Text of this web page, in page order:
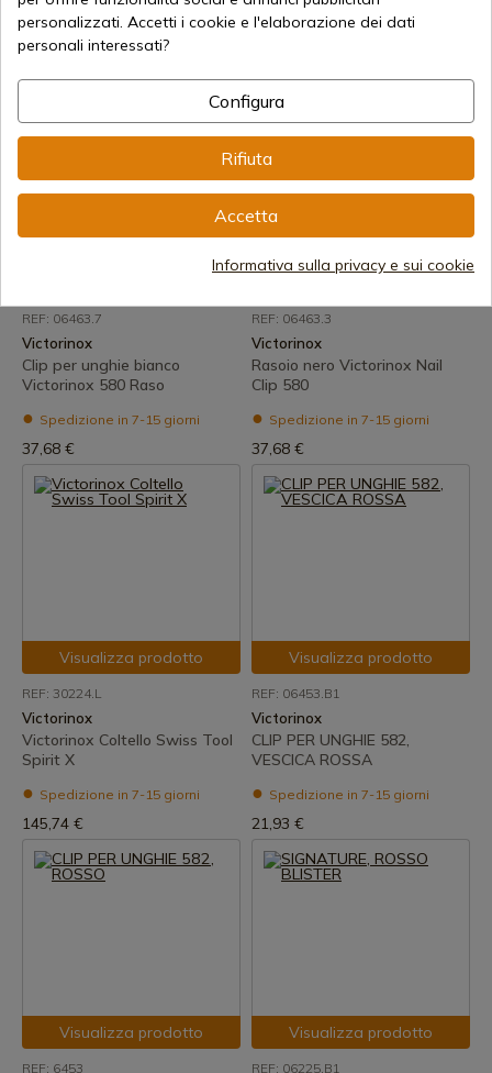
Nail Clip 580
Spedizione in 7-15 giorni
fiori
REF: 06463.7
Victorinox
Clip per unghie bianco
Victorinox 580 Raso
Spedizione in 7-15 giorni
37,68 €
REF: 06463.3
Victorinox
Rasoio nero Victorinox Nail
Clip 580
Spedizione in 7-15 giorni
37,68 €
Visualizza prodotto
REF: 30224.L
Victorinox
Victorinox Coltello Swiss Tool
Spirit X
Spedizione in 7-15 giorni
145,74 €
Visualizza prodotto
REF: 06453.B1
Victorinox
CLIP PER UNGHIE 582,
VESCICA ROSSA
Spedizione in 7-15 giorni
21,93 €
Visualizza prodotto
REF: 6453
Visualizza prodotto
REF: 06225.B1
personalizzati. Accetti i cookie e l'elaborazione dei dati
personali interessati?
Configura
Rifiuta
Accetta
Informativa sulla privacy e sui cookie